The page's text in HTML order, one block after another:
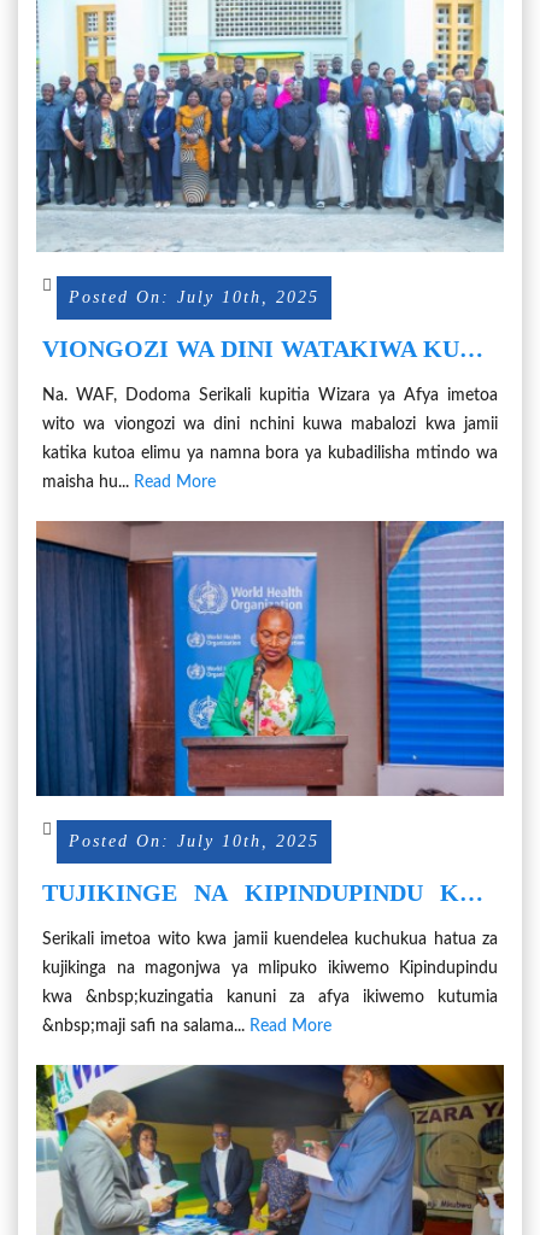
Posted On: July 10th, 2025
VIONGOZI WA DINI WATAKIWA KUWA
NA MAGONJWA YASIYOAMBUKIZA.
Na. WAF, Dodoma Serikali kupitia Wizara ya Afya imetoa
wito wa viongozi wa dini nchini kuwa mabalozi kwa jamii
katika kutoa elimu ya namna bora ya kubadilisha mtindo wa
maisha hu... Read More
Posted On: July 10th, 2025
TUJIKINGE NA KIPINDUPINDU KWA
Serikali imetoa wito kwa jamii kuendelea kuchukua hatua za
kujikinga na magonjwa ya mlipuko ikiwemo Kipindupindu
kwa &nbsp;kuzingatia kanuni za afya ikiwemo kutumia
&nbsp;maji safi na salama... Read More